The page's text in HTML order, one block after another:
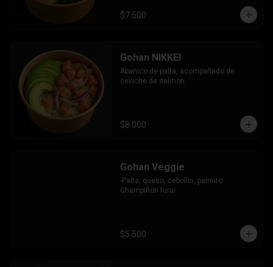
$7.500
Gohan NIKKEI
Abanico de palta, acompañado de
ceviche de salmon.
$8.000
Gohan Veggie
-Palta, queso, cebollin, palmito
Champiñon furai.
$5.500